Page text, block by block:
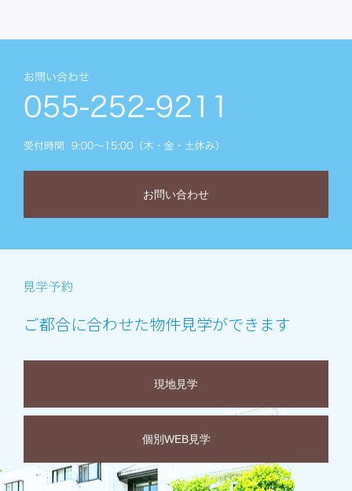
お問い合わせ
ご都合に合わせた物件見学ができます
現地見学
個別WEB見学